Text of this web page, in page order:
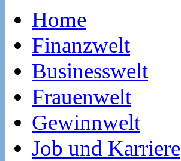
Home
Finanzwelt
Businesswelt
Frauenwelt
Gewinnwelt
Job und Karriere